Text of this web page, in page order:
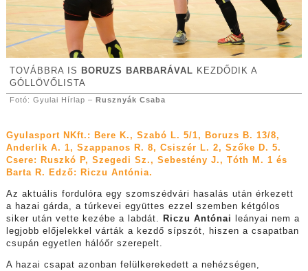
TOVÁBBRA IS BORUZS BARBARÁVAL KEZDŐDIK A
GÓLLÖVŐLISTA
Fotó: Gyulai Hírlap – Rusznyák Csaba
Gyulasport NKft.: Bere K., Szabó L. 5/1, Boruzs B. 13/8,
Anderlik A. 1, Szappanos R. 8, Csiszér L. 2, Szőke D. 5.
Csere: Ruszkó P, Szegedi Sz., Sebestény J., Tóth M. 1 és
Barta R. Edző: Riczu Antónia.
Az aktuális fordulóra egy szomszédvári hasalás után érkezett
a hazai gárda, a túrkevei együttes ezzel szemben kétgólos
siker után vette kezébe a labdát.
Riczu Antónai
leányai nem a
legjobb előjelekkel várták a kezdő sípszót, hiszen a csapatban
csupán egyetlen hálóőr szerepelt.
A hazai csapat azonban felülkerekedett a nehézségen,